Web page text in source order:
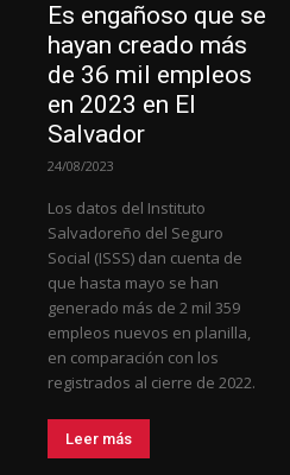
Es engañoso que se
hayan creado más
de 36 mil empleos
en 2023 en El
Salvador
24/08/2023
Los datos del Instituto
Salvadoreño del Seguro
Social (ISSS) dan cuenta de
que hasta mayo se han
generado más de 2 mil 359
empleos nuevos en planilla,
en comparación con los
registrados al cierre de 2022.
Leer más